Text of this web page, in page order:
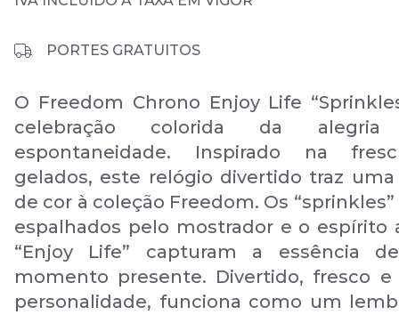
PORTES GRATUITOS
O Freedom Chrono Enjoy Life
celebração colorida da
espontaneidade. Inspirado na
gelados, este relógio divertido traz uma
de cor à coleção Freedom. Os
espalhados pelo mostrador e o espírito
“Enjoy Life” capturam a essência
momento presente. Divertido, fresco
personalidade, funciona como um